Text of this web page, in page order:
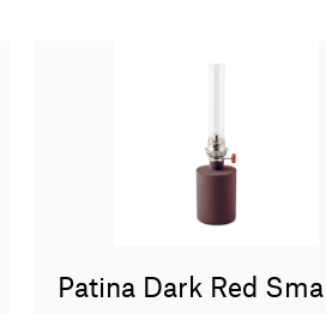
Patina Dark Red Small